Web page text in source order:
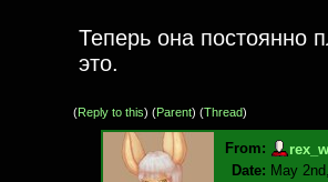
Теперь она постоянно
это.
(Reply to this) (Parent) (Thread)
From:
Date: May